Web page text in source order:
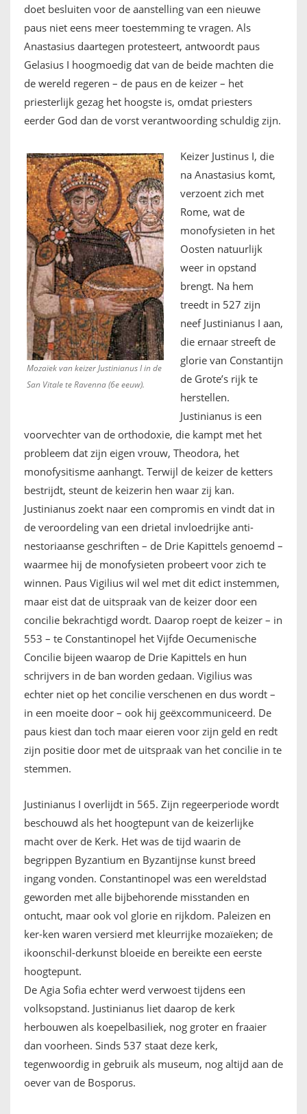
doet besluiten voor de aanstelling van een nieuwe
paus niet eens meer toestemming te vragen. Als
Anastasius daartegen protesteert, antwoordt paus
Gelasius I hoogmoedig dat van de beide machten die
de wereld regeren – de paus en de keizer – het
priesterlijk gezag het hoogste is, omdat priesters
eerder God dan de vorst verantwoording schuldig zijn.
Mozaïek van keizer Justinianus I in de
San Vitale te Ravenna (6e eeuw).
Keizer Justinus I, die
na Anastasius komt,
verzoent zich met
Rome, wat de
monofysieten in het
Oosten natuurlijk
weer in opstand
brengt. Na hem
treedt in 527 zijn
neef Justinianus I aan,
die ernaar streeft de
glorie van Constantijn
de Grote’s rijk te
herstellen.
Justinianus is een
voorvechter van de orthodoxie, die kampt met het
probleem dat zijn eigen vrouw, Theodora, het
monofysitisme aanhangt. Terwijl de keizer de ketters
bestrijdt, steunt de keizerin hen waar zij kan.
Justinianus zoekt naar een compromis en vindt dat in
de veroordeling van een drietal invloedrijke anti-
nestoriaanse geschriften – de Drie Kapittels genoemd –
waarmee hij de monofysieten probeert voor zich te
winnen. Paus Vigilius wil wel met dit edict instemmen,
maar eist dat de uitspraak van de keizer door een
concilie bekrachtigd wordt. Daarop roept de keizer – in
553 – te Constantinopel het Vijfde Oecumenische
Concilie bijeen waarop de Drie Kapittels en hun
schrijvers in de ban worden gedaan. Vigilius was
echter niet op het concilie verschenen en dus wordt –
in een moeite door – ook hij geëxcommuniceerd. De
paus kiest dan toch maar eieren voor zijn geld en redt
zijn positie door met de uitspraak van het concilie in te
stemmen.
Justinianus I overlijdt in 565. Zijn regeerperiode wordt
beschouwd als het hoogtepunt van de keizerlijke
macht over de Kerk. Het was de tijd waarin de
begrippen Byzantium en Byzantijnse kunst breed
ingang vonden. Constantinopel was een wereldstad
geworden met alle bijbehorende misstanden en
ontucht, maar ook vol glorie en rijkdom. Paleizen en
ker-ken waren versierd met kleurrijke mozaïeken; de
ikoonschil-derkunst bloeide en bereikte een eerste
hoogtepunt.
De Agia Sofia echter werd verwoest tijdens een
volksopstand. Justinianus liet daarop de kerk
herbouwen als koepelbasiliek, nog groter en fraaier
dan voorheen. Sinds 537 staat deze kerk,
tegenwoordig in gebruik als museum, nog altijd aan de
oever van de Bosporus.